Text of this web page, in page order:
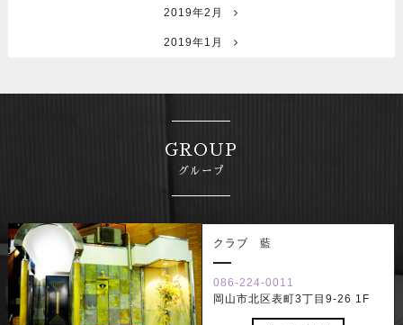
2019年2月
2019年1月
GROUP
グループ
クラブ 藍
086-224-0011
岡山市北区表町3丁目9-26 1F